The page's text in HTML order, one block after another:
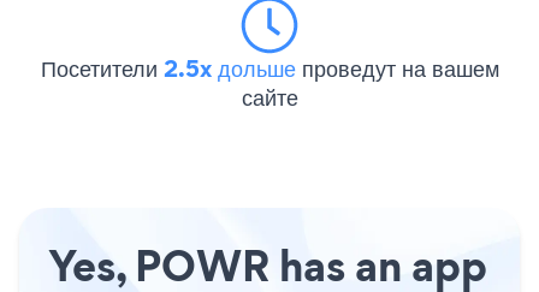
Посетители 2.5x дольше проведут на вашем
сайте
Yes, POWR has an app